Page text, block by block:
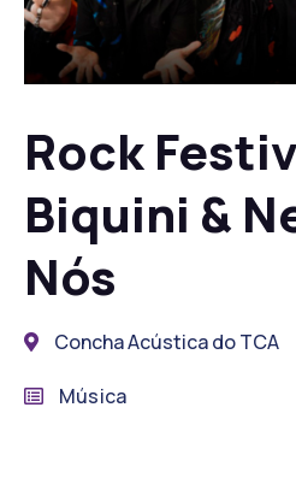
Rock
Biquini &
Nós
Concha Acústica do TCA
Música